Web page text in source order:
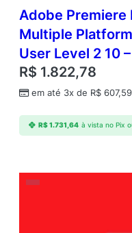
Adobe Premiere
Multiple
User Level 2 10
R$ 1.822,78
em até 3x de R$ 607,59
R$1.731,64 à vista no Pix